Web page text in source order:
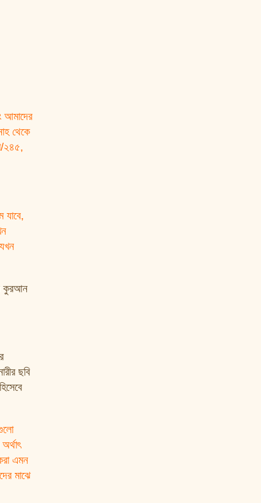
আমাদের
থেকে
২৪৫,
যাবে,
কুরআন
ছবি
এমন
মাঝে